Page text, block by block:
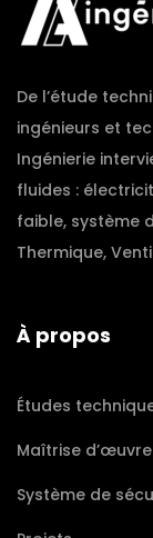
De l’étude
ingénieurs et
Ingénierie
fluides :
faible, système
Thermique,
À propos
Études
Maîtrise d’œuvre
Système de